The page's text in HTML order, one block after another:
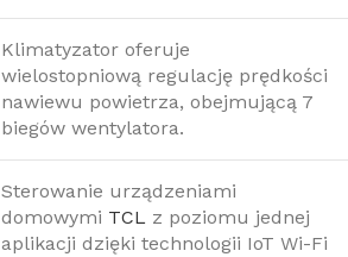
Klimatyzator oferuje
wielostopniową regulację prędkości
nawiewu powietrza, obejmującą 7
biegów wentylatora.
Sterowanie urządzeniami
domowymi TCL z poziomu jednej
aplikacji dzięki technologii IoT Wi-Fi